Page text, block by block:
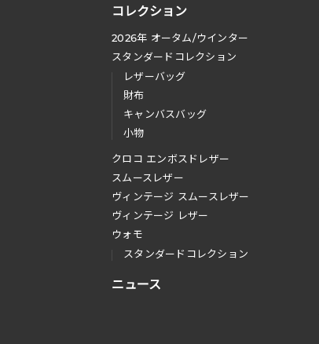
コレクション
2026年 オータム/ウインター
スタンダードコレクション
レザーバッグ
財布
キャンバスバッグ
小物
クロコ エンボスドレザー
スムースレザー
ヴィンテージ スムースレザー
ヴィンテージ レザー
ウォモ
スタンダードコレクション
ニュース